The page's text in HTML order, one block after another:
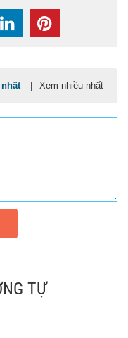
Xem nhiều nhất
TỰ